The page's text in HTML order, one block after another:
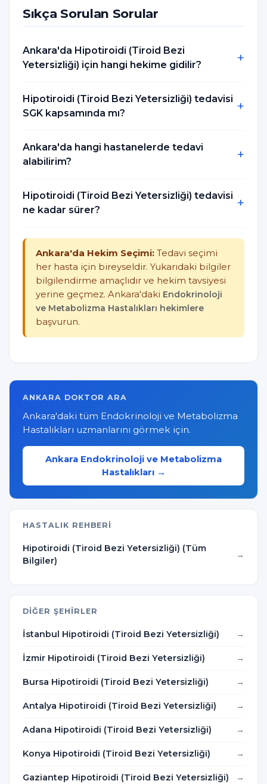
Sıkça Sorulan Sorular
Ankara'da Hipotiroidi (Tiroid Bezi
Yetersizliği) için hangi hekime gidilir?
Hipotiroidi (Tiroid Bezi Yetersizliği) tedavisi
SGK kapsamında mı?
Ankara'da hangi hastanelerde tedavi
alabilirim?
Hipotiroidi (Tiroid Bezi Yetersizliği) tedavisi
ne kadar sürer?
Ankara'da Hekim Seçimi: Tedavi seçimi
her hasta için bireyseldir. Yukarıdaki bilgiler
bilgilendirme amaçlıdır ve hekim tavsiyesi
yerine geçmez. Ankara'daki Endokrinoloji
ve Metabolizma Hastalıkları hekimlere
başvurun.
ANKARA DOKTOR ARA
Ankara'daki tüm Endokrinoloji ve Metabolizma
Hastalıkları uzmanlarını görmek için.
Ankara Endokrinoloji ve Metabolizma
Hastalıkları →
HASTALIK REHBERI
Hipotiroidi (Tiroid Bezi Yetersizliği) (Tüm
Bilgiler)
DIĞER ŞEHIRLER
İstanbul Hipotiroidi (Tiroid Bezi Yetersizliği)
İzmir Hipotiroidi (Tiroid Bezi Yetersizliği)
Bursa Hipotiroidi (Tiroid Bezi Yetersizliği)
Antalya Hipotiroidi (Tiroid Bezi Yetersizliği)
Adana Hipotiroidi (Tiroid Bezi Yetersizliği)
Konya Hipotiroidi (Tiroid Bezi Yetersizliği)
Gaziantep Hipotiroidi (Tiroid Bezi Yetersizliği)